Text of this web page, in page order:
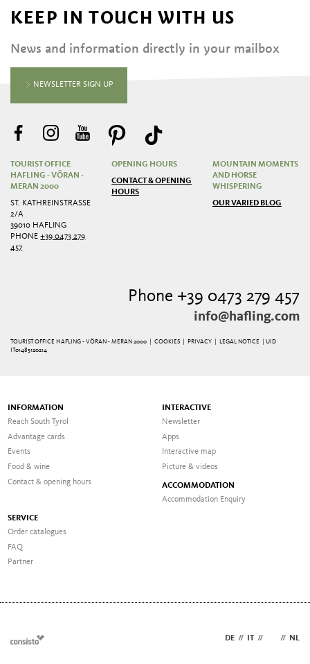
KEEP IN TOUCH WITH US
News and information directly in your mailbox
NEWSLETTER SIGN UP
TOURIST OFFICE
HAFLING - VÖRAN -
MERAN 2000
ST. KATHREINSTRASSE 2
/A
39010 HAFLING
PHONE+39 0473 279
457
OPENING HOURS
CONTACT & OPENING
HOURS
MOUNTAIN MOMENTS
AND HORSE
WHISPERING
OUR VARIED BLOG
Phone +39 0473 279 457
info@hafling.com
TOURIST OFFICE HAFLING - VÖRAN - MERAN 2000 | COOKIES PRIVACY LEGAL NOTICE
| UID
IT01485120214
INFORMATION
Reach South Tyrol
Advantage cards
Events
Food & wine
Contact & opening hours
INTERACTIVE
Newsletter
Apps
Interactive map
Picture & videos
ACCOMMODATION
Accommodation Enquiry
SERVICE
Order catalogues
FAQ
Partner
DE // IT // // NL